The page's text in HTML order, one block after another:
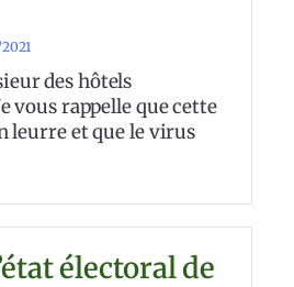
des hôtels
vous rappelle que cette
leurre et que le virus
électoral de